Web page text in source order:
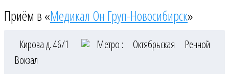
Приём в «Медикал Он Груп-Новосибирск»
Кирова д. 46/1 Метро : Октябрьская
Речной
Вокзал